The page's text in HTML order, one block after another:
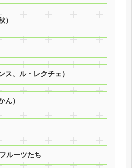
）
ス、ル・レクチェ）
ん）
ルーツたち